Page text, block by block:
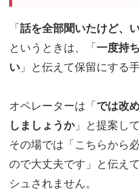
「 話を全部聞いたけど、
というときは、「 一度持
い 」と伝えて保留にする
オペレーターは「 では改
しましょうか」と提案し
その場では「こちらから
ので大丈夫です」と伝え
シュされません。